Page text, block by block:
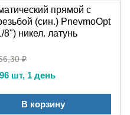
резьбой для
и цанговый зажим для
состоит из
обеспечивающего
уплотнительного кольца
гарантирующего
Нажимной механизм
и демонтаж трубки без
прямой с
(син.) PnevmoOpt
8") никел. латунь
₽
шт, 1 день
В корзину